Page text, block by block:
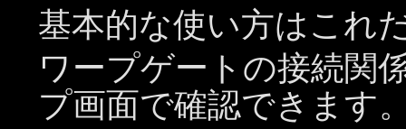
基本的な使い方はこれ
ワープゲートの接続関
プ画面で確認できます